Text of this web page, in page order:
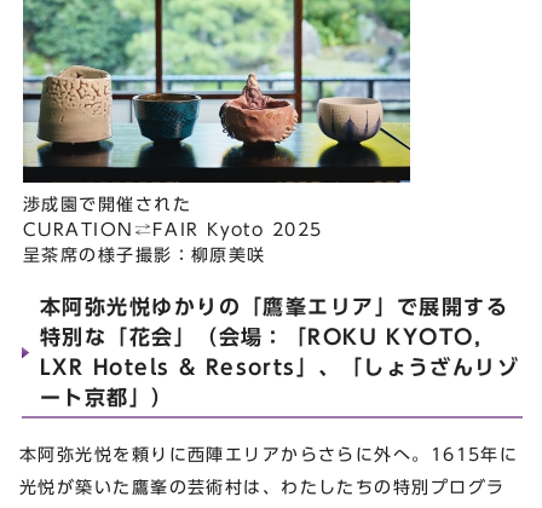
渉成園で開催された
CURATION⇄FAIR Kyoto 2025
呈茶席の様⼦撮影：柳原美咲
本阿弥光悦ゆかりの「鷹峯エリア」で展開する
特別な「花会」（会場：「ROKU KYOTO,
LXR Hotels & Resorts」、「しょうざんリゾ
ート京都」）
本阿弥光悦を頼りに⻄陣エリアからさらに外へ。1615年に
光悦が築いた鷹峯の芸術村は、わたしたちの特別プログラ